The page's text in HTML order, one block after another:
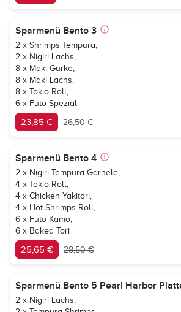
Sparmenü Bento 3
2 x Shrimps Tempura,
2 x Nigiri Lachs,
8 x Maki Gurke,
8 x Maki Lachs,
8 x Tokio Roll,
6 x Futo Spezial
23,85 € 26,50 €
Sparmenü Bento 4
2 x Nigiri Tempura Garnele,
4 x Tokio Roll,
4 x Chicken Yakitori,
4 x Hot Shrimps Roll,
6 x Futo Kamo,
6 x Baked Tori
25,65 € 28,50 €
Sparmenü Bento 5 Pearl Harbor
2 x Nigiri Lachs,